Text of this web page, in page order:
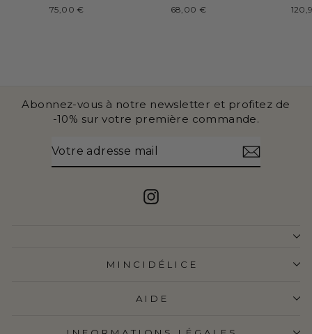
75,00 € 68,00 €
Abonnez-vous à notre newsletter et profitez de
-10% sur votre première commande.
ADRESSE
Instagram
MINCIDÉLICE
AIDE